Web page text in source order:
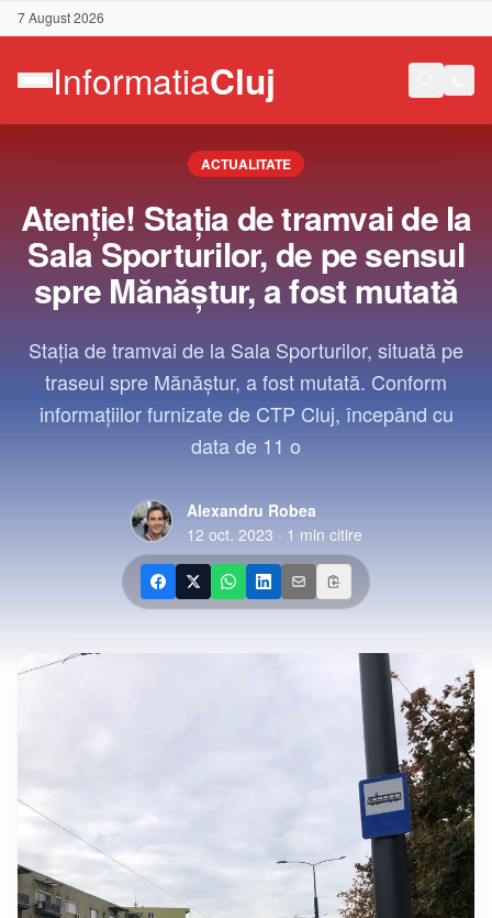
7 August 2026
ACTUALITATE
Atenție! Stația de tramvai de la
Sala Sporturilor, de pe sensul
spre Mănăștur, a fost mutată
Stația de tramvai de la Sala Sporturilor, situată pe
traseul spre Mănăștur, a fost mutată. Conform
informațiilor furnizate de CTP Cluj, începând cu
data de 11 o
Alexandru Robea
12 oct. 2023 · 1 min citire